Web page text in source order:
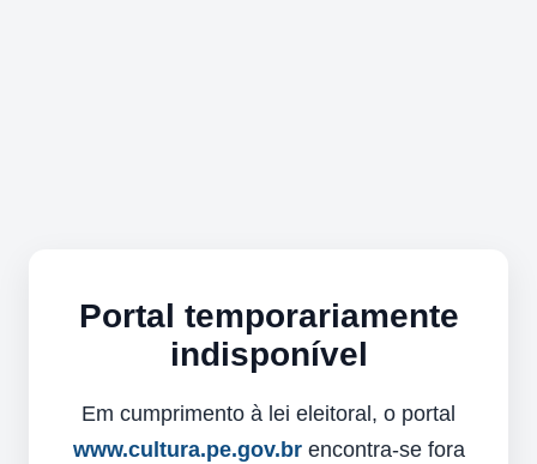
Portal temporariamente
indisponível
Em cumprimento à lei eleitoral, o portal
www.cultura.pe.gov.brencontra-se fora